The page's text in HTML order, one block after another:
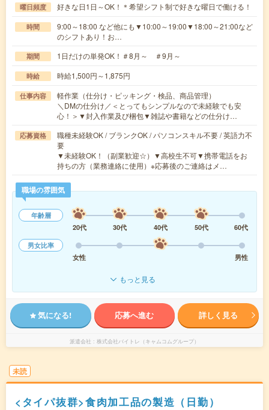
曜日頻度 好きな日1日～OK！＊希望シフト制で好きな曜日で働ける！
時間
9:00～18:00 など他にも▼10:00～19:00▼18:00～21:00など
のシフトあり！お…
期間 1日だけの単発OK！＃8月～ ＃9月～
時給 時給1,500円～1,875円
仕事内容
軽作業（仕分け・ピッキング・検品、商品管理）
＼DMの仕分け／＜とってもシンプルなので未経験でも安
心！＞▼封入作業及び梱包▼雑誌や書籍などの仕分け…
応募資格
職種未経験OK / ブランクOK / パソコンスキル不要 / 英語力不
要
▼未経験OK！（副業歓迎☆）▼高校生不可▼携帯電話をお
持ちの方（業務連絡に使用）※応募後のご連絡はメ…
職場の雰囲気
年齢層
20代
30代 40代 50代
60代
男女比率
女性
男性
もっと見る
気になる! 応募へ進む 詳しく見る
派遣会社 株式会社バイトレ（キャムコムグループ）
未読
<タイパ抜群>食肉加工品の製造（日勤）